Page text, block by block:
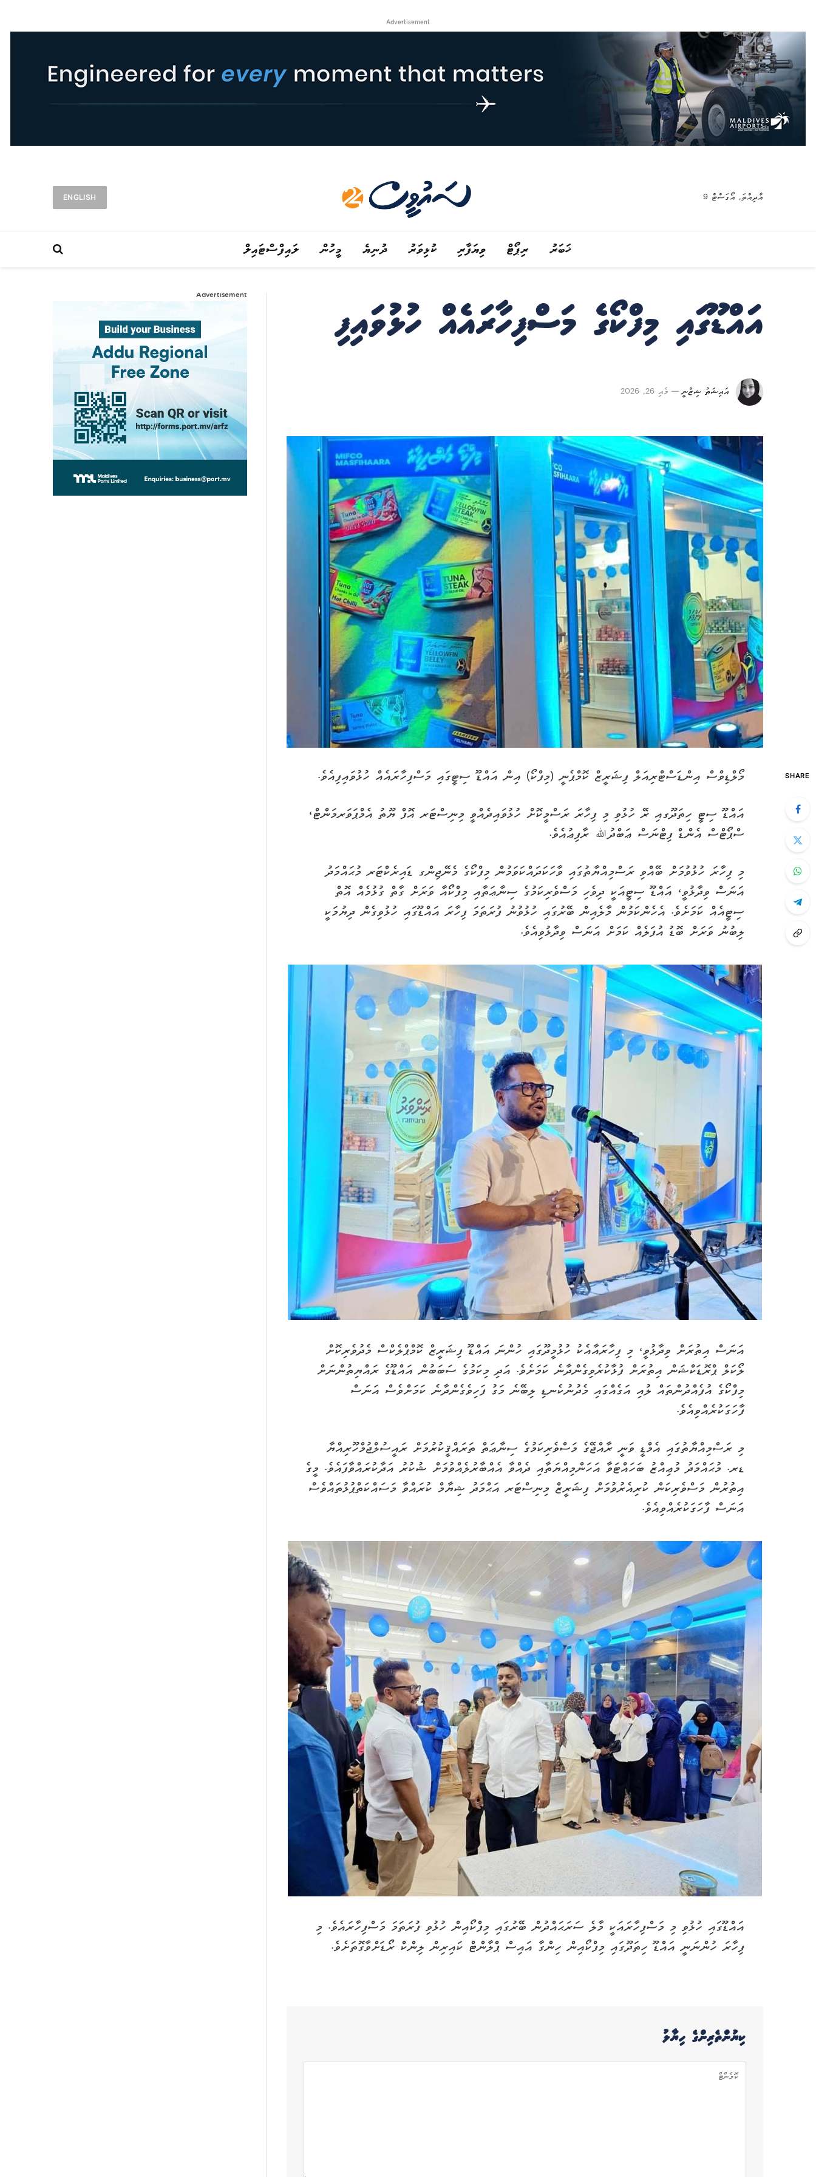
Advertisement
އާދިއްތަ, އޯގަސްޓް 9 ENGLISH
ޚަބަރު ރިޕޯޓް ވިޔަފާރި ކުޅިވަރު ދުނިޔެ މީހުން ލައިފްސްޓައިލް
އައްޑޫގައި މިފްކޯގެ މަސްފިހާރައެއް ހުޅުވައިފި
އައިޝަތު ޝިޒްނީ މެއި 26, 2026
SHARE މޯލްޑިވްސް އިންޑަސްޓްރިއަލް ފިޝަރީޒް ކޮމްޕެނީ (މިފްކޯ) އިން އައްޑޫ ސިޓީގައި މަސްފިހާރައެއް ހުޅުވައިފިއެވެ.
އައްޑޫ ސިޓީ ހިތަދޫގއި ރޭ ހުޅުވި މި ފިހާރަ ރަސްމީކޮށް ހުޅުވައިދެއްވީ މިނިސްޓަރ އޮފް ޔޫތު އެމްޕަވަރމަންޓް،
ސްޕޯޓްސް އެންޑް ފިޓްނަސް ޢަބްދުﷲ ރާފިޢުއެވެ.
މި ފިހާރަ ހުޅުވުމަށް ބޭއްވި ރަސްމިއްޔާތުގައި ވާހަކަދައްކަވަމުން މިފްކޯގެ މެނޭޖިންގ ޑައިރެކްޓަރ މުޙައްމަދު
އަނަސް ވިދާޅުވީ، އައްޑޫ ސިޓީއަކީ ދިވެހި މަސްވެރިކަމުގެ ސިނާޢަތާއި މިފްކޯއާ ވަރަށް ގާތް ގުޅުމެއް އޮތް
ސިޓީއެއް ކަމަށެވެ. އެހެންކަމުން މާލެއިން ބޭރުގައި ހުޅުވުނު ފުރަތަމަ ފިހާރަ އައްޑޫގައި ހުޅުވިގެން ދިޔުމަކީ
ލިބުނު ވަރަށް ބޮޑު އުފަލެއް ކަމަށް އަނަސް ވިދާޅުވިއެވެ.
އަނަސް އިތުރަށް ވިދާޅުވީ، މި ފިހާރައާއެކު ހުޅުމީދޫގައި ހުންނަ އައްޑޫ ފިޝަރީޒް ކޮމްޕްލެކްސް މެދުވެރިކޮށް
ލޯކަލް ޕްރޮޑަކްޝަން އިތުރަށް ފުޅާކުރެވިގެންދާނެ ކަމަށެވެ. އަދި މިކަމުގެ ސަބަބުން އައްޑޫގެ ރައްޔިތުންނަށް
މިފްކޯގެ އުފެއްދުންތައް ލުއި އަގެއްގައި މެދުނުކެނޑި ލިބޭނެ މަގު ފަހިވެގެންދާނެ ކަމަށްވެސް އަނަސް
ފާހަގަކުރެއްވިއެވެ.
މި ރަސްމިއްޔާތުގައި އެމްޑީ ވަނީ ރާއްޖޭގެ މަސްވެރިކަމުގެ ސިނާޢަތް ތަރައްޤީކުރުމަށް ރައީސުލްޖުމްހޫރިއްޔާ
ޑރ. މުޙައްމަދު މުޢިއްޒު ބަހައްޓަވާ އަހަންމިއްޔަތާއި ދެއްވާ އެއްބާރުލެއްވުމަށް ޝުކުރު އަދާކުރައްވާފައެވެ. މީގެ
އިތުރުން މަސްވެރިކަން ކުރިއެރުވުމަށް ފިޝަރީޒް މިނިސްޓަރ އަޙްމަދު ޝިޔާމް ކުރައްވާ މަސައްކަތްޕުޅުތައްވެސް
އަނަސް ފާހަގަކުރެއްވިއެވެ.
އައްޑޫގައި ހުޅުވި މި މަސްފިހާރައަކީ މާލެ ސަރަޙައްދުން ބޭރުގައި މިފްކޯއިން ހުޅުވި ފުރަތަމަ މަސްފިހާރައެވެ. މި
ފިހާރަ ހުންނަނީ އައްޑޫ ހިތަދޫގައި މިފްކޯއިން ހިންގާ އައިސް ޕްލާންޓް ކައިރިން ލިންކް ރޯޑަށްވާގޮތަށެވެ.
ކިޔުންތެރިންގެ ހިޔާލު
Advertisement